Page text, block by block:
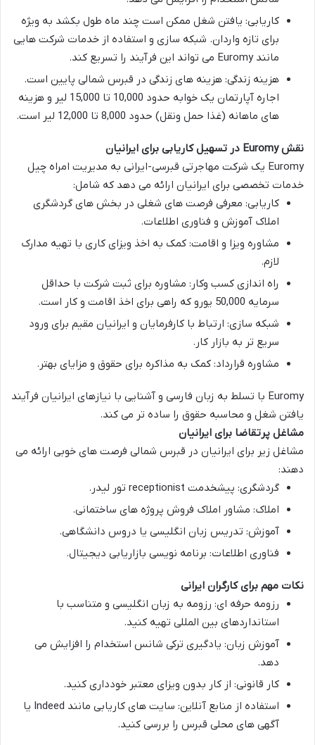
کاریابی: یافتن شغل ممکن است چند ماه طول بکشد به ویژه
برای تازه واردان. شبکه سازی و استفاده از خدمات شرکت هایی
مانندEuromy می تواند این فرآیند را تسریع کند.
هزینه زندگی: هزینه های زندگی در قبرس شمالی پایین است.
اجاره آپارتمان یک خوابه حدود 10,000 تا 15,000 لیر و هزینه
های ماهانه (غذا حمل ونقل) حدود 8,000 تا 12,000 لیر است.
نقش Euromy در تسهیل کاریابی برای ایرانیان
Euromy یک شرکت مهاجرتی قبرسی-ایرانی به مدیریت امراه چیل
خدمات تخصصی برای ایرانیان ارائه می دهد که شامل:
کاریابی: معرفی فرصت های شغلی در بخش های گردشگری
املاک آموزش و فناوری اطلاعات.
مشاوره ویزا و اقامت: کمک به اخذ ویزای کاری با تهیه مدارک
لازم.
راه اندازی کسب وکار : مشاوره برای ثبت شرکت با حداقل
سرمایه 50,000 یورو که راهی برای اخذ اقامت و کار است.
شبکه سازی: ارتباط با کارفرمایان و ایرانیان مقیم برای ورود
سریع تر به بازار کار.
مشاوره قرارداد: کمک به مذاکره برای حقوق و مزایای بهتر.
Euromy با تسلط به زبان فارسی و آشنایی با نیازهای ایرانیان فرآیند
یافتن شغل و محاسبه حقوق را ساده تر می کند.
مشاغل پرتقاضا برای ایرانیان
مشاغل زیر برای ایرانیان در قبرس شمالی فرصت های خوبی ارائه می
دهند:
گردشگری: پیشخدمت receptionist تور لیدر.
املاک: مشاور املاک فروش پروژه های ساختمانی.
آموزش: تدریس زبان انگلیسی یا دروس دانشگاهی.
فناوری اطلاعات: برنامه نویسی بازاریابی دیجیتال.
نکات مهم برای کارگران ایرانی
رزومه حرفه ای: رزومه به زبان انگلیسی و متناسب با
استانداردهای بین المللی تهیه کنید.
آموزش زبان: یادگیری ترکی شانس استخدام را افزایش می
دهد.
کار قانونی: از کار بدون ویزای معتبر خودداری کنید.
استفاده از منابع آنلاین
: سایت های کاریابی مانند Indeed یا
آگهی های محلی قبرس را بررسی کنید.